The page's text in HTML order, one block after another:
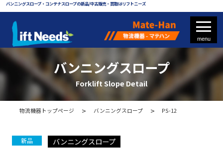
バンニングスロープ・コンテナスロープの新品/中古販売・買取はリフトニーズ
フォークリフト
フォークリフト部品
バンニングスロープ
Forklift Slope Detail
物流機器トップページ バンニングスロープ PS-12
新品 バンニングスロープ